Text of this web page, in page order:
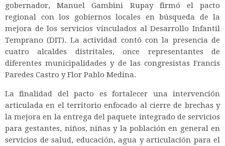
gobernador, Manuel Gambini Rupay firmó el pacto
regional con los gobiernos locales en búsqueda de la
mejora de los servicios vinculados al Desarrollo Infantil
Temprano (DIT). La actividad contó con la presencia de
cuatro alcaldes distritales, once representantes de
diferentes municipalidades y de las congresistas Francis
Paredes Castro y Flor Pablo Medina.
La finalidad del pacto es fortalecer una intervención
articulada en el territorio enfocado al cierre de brechas y
la mejora en la entrega del paquete integrado de servicios
para gestantes, niños, niñas y la población en general en
servicios de salud, educación, agua y articulación para el